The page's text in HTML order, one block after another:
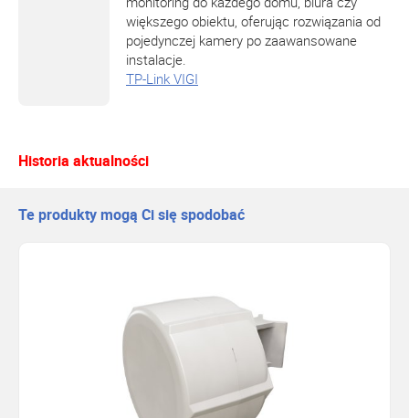
większego obiektu, oferując rozwiązania od
pojedynczej kamery po zaawansowane
instalacje.
TP-Link VIGI
Historia aktualności
Te produkty mogą Ci się spodobać